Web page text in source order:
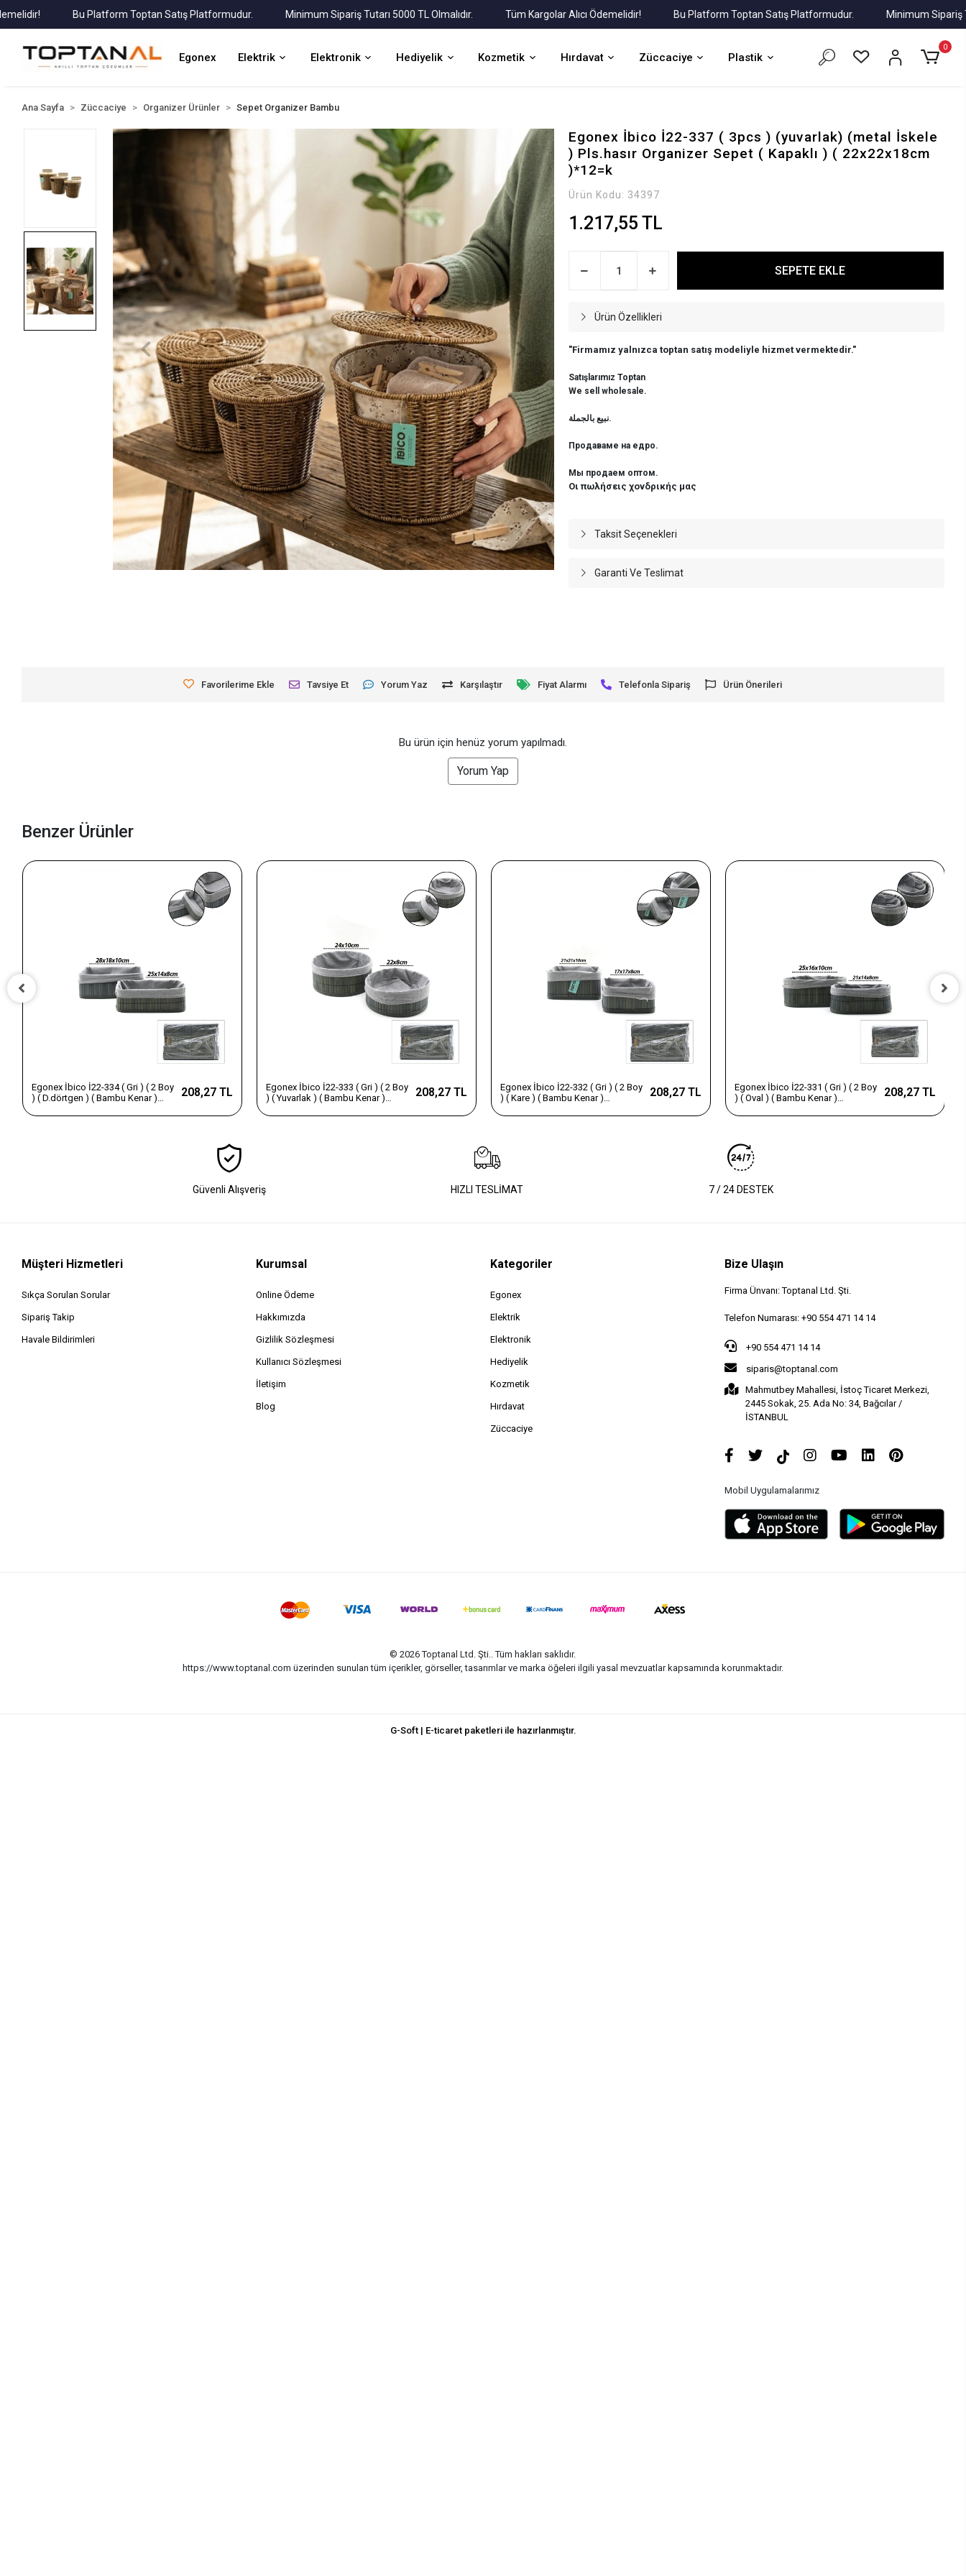
Bu Platform Toptan Satış Platformudur. Minimum Sipariş Tutarı 5000 TL Olmalıdır. Tüm Kargolar Alıcı Ödemelidir! Bu Platform Toptan Satış Platformudur. Minimum Sipariş Tutarı
Egonex Elektrik Elektronik Hediyelik Kozmetik Hırdavat Züccaciye Plastik
0
Ana Sayfa Züccaciye Organizer Ürünler Sepet Organizer Bambu
Egonex İbico İ22-337 ( 3pcs ) (yuvarlak) (metal İskele
) Pls.hasır Organizer Sepet ( Kapaklı ) ( 22x22x18cm
)*12=k
Ürün Kodu: 34397
1.217,55 TL
SEPETE EKLE
Ürün Özellikleri
"Firmamız yalnızca toptan satış modeliyle hizmet vermektedir."
Satışlarımız Toptan
We sell wholesale.
نبيع بالجملة.
Продаваме на едро.
Мы продаем оптом.
Οι πωλήσεις χονδρικής μας
Taksit Seçenekleri
Garanti Ve Teslimat
Favorilerime Ekle Tavsiye Et Yorum Yaz Karşılaştır Fiyat Alarmı Telefonla Sipariş Ürün Önerileri
Bu ürün için henüz yorum yapılmadı.
Yorum Yap
Benzer Ürünler
Egonex İbico İ22-333 ( Gri ) ( 2 Boy
) ( Yuvarlak ) ( Bambu Kenar )
Bezli ) ( Çap=22x24cm )*36
208,27 TL
Egonex İbico İ22-332 ( Gri ) ( 2 Boy
) ( Kare ) ( Bambu Kenar )
Bezli ) ( 18x21cm )*36
208,27 TL
Egonex İbico İ22-331 ( Gri ) ( 2 Boy
) ( Oval ) ( Bambu Kenar )
Bezli ) ( 21x14-25x16cm )*36
208,27 TL
Egonex İbico İ22-330 ( Gri ) ( 3 Boy
) ( Oval ) ( Bambu Kenar )
Bezli ) ( 12x21-16x25-20x30cm
303,75 TL
Güvenli Alışveriş HIZLI TESLİMAT 7 / 24 DESTEK
Müşteri Hizmetleri
Sıkça Sorulan Sorular
Sipariş Takip
Havale Bildirimleri
Kurumsal
Online Ödeme
Hakkımızda
Gizlilik Sözleşmesi
Kullanıcı Sözleşmesi
İletişim
Blog
Kategoriler
Egonex
Elektrik
Elektronik
Hediyelik
Kozmetik
Hırdavat
Züccaciye
Bize Ulaşın
Firma Ünvanı: Toptanal Ltd. Şti.
Telefon Numarası: +90 554 471 14 14
+90 554 471 14 14
siparis@toptanal.com
Mahmutbey Mahallesi, İstoç Ticaret Merkezi,
2445 Sokak, 25. Ada No: 34, Bağcılar /
İSTANBUL
Mobil Uygulamalarımız
© 2026 Toptanal Ltd. Şti.. Tüm hakları saklıdır.
https://www.toptanal.com üzerinden sunulan tüm içerikler, görseller, tasarımlar ve marka öğeleri ilgili yasal mevzuatlar kapsamında korunmaktadır.
G-Soft | E-ticaret paketleri ile hazırlanmıştır.